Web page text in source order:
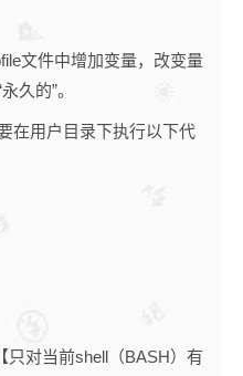
文件中增加变量，改变量
久的”。
在用户目录下执行以下代
只对当前shell（BASH）有